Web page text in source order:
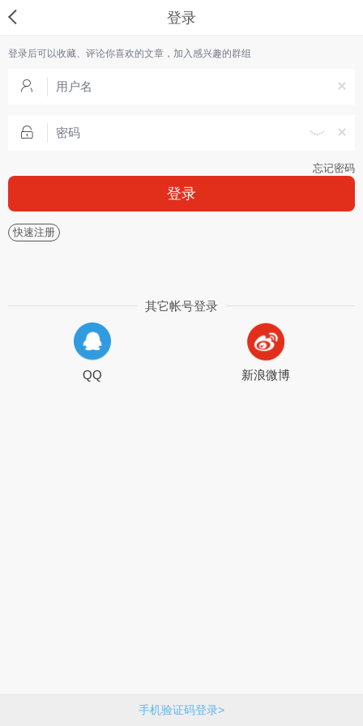
登录
登录后可以收藏、评论你喜欢的文章，加入感兴趣的群组
忘记密码
登录
快速注册
手机验证码登录>
其它帐号登录
QQ 新浪微博